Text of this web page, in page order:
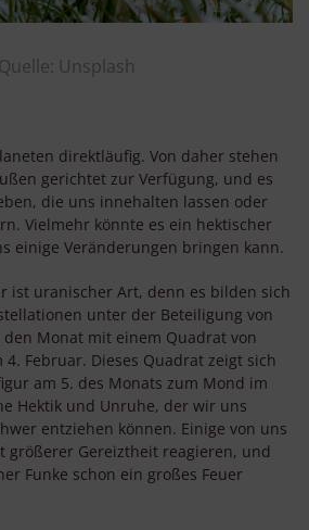
Quelle: Unsplash
direktläufig. Von daher stehen
gerichtet zur Verfügung, und es
die uns innehalten lassen oder
Vielmehr könnte es ein hektischer
einige Veränderungen bringen kann.
ist uranischer Art, denn es bilden sich
unter der Beteiligung von
Monat mit einem Quadrat von
Februar. Dieses Quadrat zeigt sich
am 5. des Monats zum Mond im
Hektik und Unruhe, der wir uns
entziehen können. Einige von uns
Gereiztheit reagieren, und
Funke schon ein großes Feuer